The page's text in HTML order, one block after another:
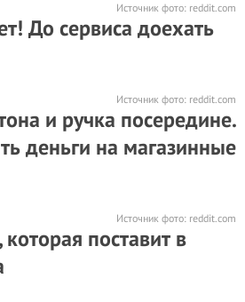
Источник фото: reddit.com
До сервиса доехать
Источник фото: reddit.com
и ручка посередине.
деньги на магазинные
Источник фото: reddit.com
поставит в